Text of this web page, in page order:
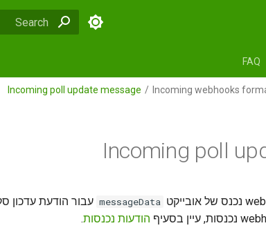
FAQ
Incoming webhooks
Incoming poll update message
Incoming poll
messageData עבור הודעת עדכון
הודעות נכנסות.